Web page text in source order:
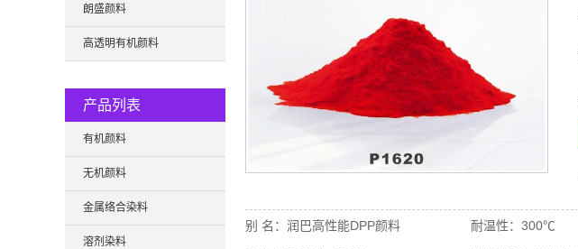
别 名： 润巴高性能DPP颜料 耐温性： 300℃
朗盛颜料
高透明有机颜料
产品列表
有机颜料
无机颜料
金属络合染料
溶剂染料